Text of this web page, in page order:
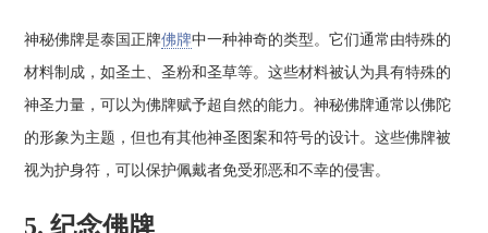
神秘佛牌是泰国正牌佛牌中一种神奇的类型。它们通常由特殊的
材料制成，如圣土、圣粉和圣草等。这些材料被认为具有特殊的
神圣力量，可以为佛牌赋予超自然的能力。神秘佛牌通常以佛陀
的形象为主题，但也有其他神圣图案和符号的设计。这些佛牌被
视为护身符，可以保护佩戴者免受邪恶和不幸的侵害。
5. 纪念佛牌